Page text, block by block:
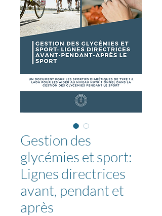
Gestion des
glycémies et sport:
Lignes directrices
avant, pendant et
après